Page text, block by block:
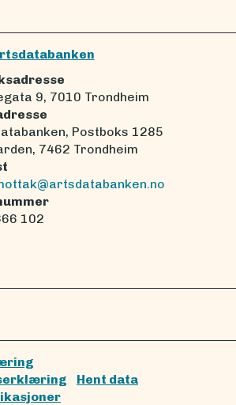
9, 7010 Trondheim
Postboks 1285
7462 Trondheim
102
Hent data